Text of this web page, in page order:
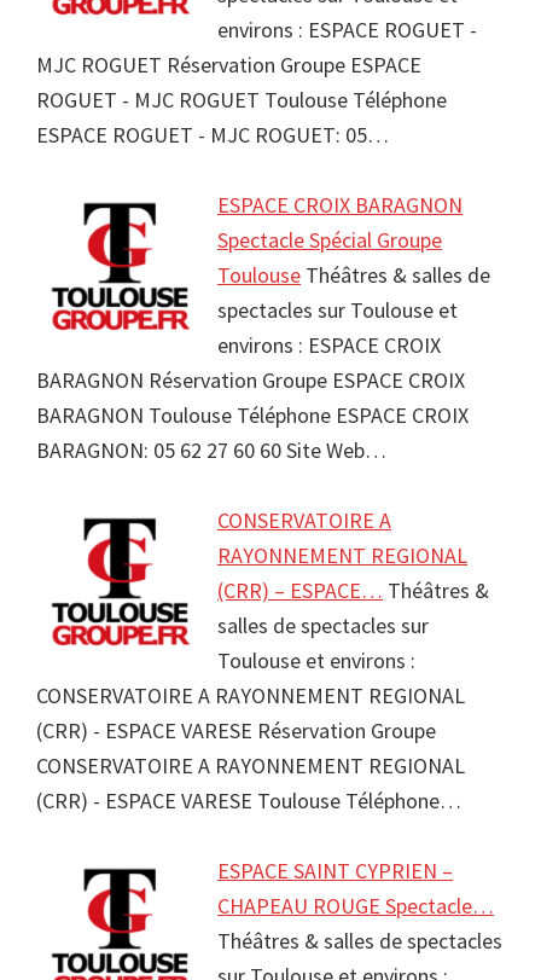
environs : ESPACE ROGUET -
MJC ROGUET Réservation Groupe ESPACE
ROGUET - MJC ROGUET Toulouse Téléphone
ESPACE ROGUET - MJC ROGUET: 05…
ESPACE CROIX BARAGNON
Spectacle Spécial Groupe
Toulouse Théâtres & salles de
spectacles sur Toulouse et
environs : ESPACE CROIX
BARAGNON Réservation Groupe ESPACE CROIX
BARAGNON Toulouse Téléphone ESPACE CROIX
BARAGNON: 05 62 27 60 60 Site Web…
CONSERVATOIRE A
RAYONNEMENT REGIONAL
(CRR) – ESPACE… Théâtres &
salles de spectacles sur
Toulouse et environs :
CONSERVATOIRE A RAYONNEMENT REGIONAL
(CRR) - ESPACE VARESE Réservation Groupe
CONSERVATOIRE A RAYONNEMENT REGIONAL
(CRR) - ESPACE VARESE Toulouse Téléphone…
ESPACE SAINT CYPRIEN –
CHAPEAU ROUGE Spectacle…
Théâtres & salles de spectacles